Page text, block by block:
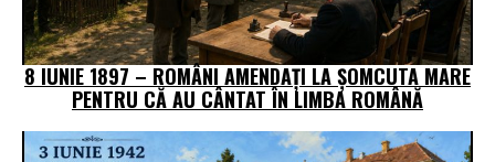
8 IUNIE 1897 – ROMÂNI AMENDAȚI LA ȘOMCUTA MARE
PENTRU CĂ AU CÂNTAT ÎN LIMBA ROMÂNĂ